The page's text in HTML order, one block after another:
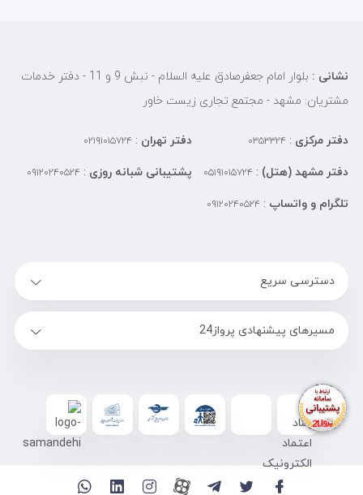
نشانی :
بلوار امام جعفرصادق علیه السلام - نبش 9 و 11 - دفتر خدمات
مشتریان: مشهد - مجتمع تجاری زیست خاور
دفتر مرکزی : ۰۳۵۳۳۲۴ دفتر تهران :۰۲۱۹۱۰۱۵۷۲۴
دفتر مشهد (هتل) : ۰۵۱۹۱۰۱۵۷۲۴ پشتیبانی شبانه روزی :۰۹۱۲۰۲۴۰۵۲۴
تلگرام و واتساپ : ۰۹۱۲۰۲۴۰۵۲۴
دسترسی سریع
مسیرهای پیشنهادی پرواز24